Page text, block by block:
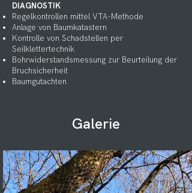
DIAGNOSTIK
Regelkontrollen mittel VTA-Methode
Anlage von Baumkatastern
Kontrolle von Schadstellen per
Seilklettertechnik
Bohrwiderstandsmessung zur Beurteilung der
Bruchsicherheit
Baumgutachten
Galerie